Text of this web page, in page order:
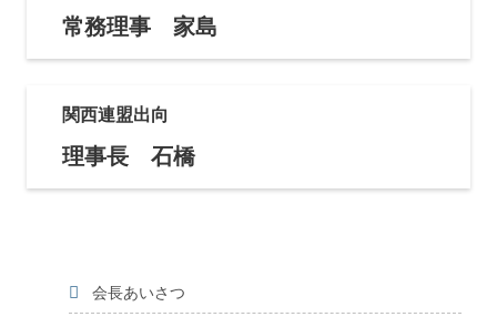
常務理事 家島
関西連盟出向
理事長 石橋
会長あいさつ